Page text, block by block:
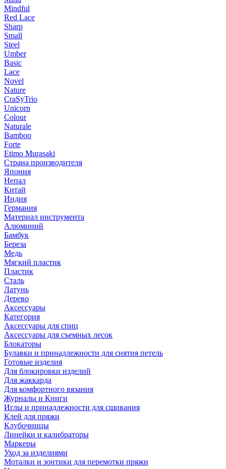
Mindful
Red Lace
Sharp
Small
Steel
Umber
Basic
Lace
Novel
Nature
CraSyTrio
Unicorn
Colour
Naturale
Bamboo
Forte
Etimo Murasaki
Страна производителя
Япония
Непал
Китай
Индия
Германия
Материал инструмента
Алюминий
Бамбук
Береза
Медь
Мягкий пластик
Пластик
Сталь
Латунь
Дерево
Аксессуары
Категория
Аксессуары для спиц
Аксессуары для съемных лесок
Блокаторы
Булавки и принадлежности для снятия петель
Готовые изделия
Для блокировки изделий
Для жаккарда
Для комфортного вязания
Журналы и Книги
Иглы и принадлежности для сшивания
Клей для пряжи
Клубочницы
Линейки и калибраторы
Маркеры
Уход за изделиями
Моталки и зонтики для перемотки пряжи